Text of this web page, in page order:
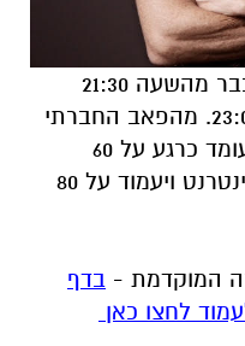
הכניסה להופעה תתאפשר כבר מהשעה 21:30
ומשוערת להסתיים בשעה 23:00. מהפאב החברתי
"זה" מוסרים שמחיר כרטיס עומד כרגע על 60
שקלים במכירה מוקדמת באינטרנט ויעמוד על 80
המוקדמת - בדף
לחצו כאן